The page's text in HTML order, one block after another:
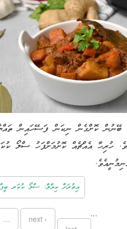
ބޭނުން ކޮށްގެން ނިކަން ފަސޭހައިން
ހުރިހާ އެއްޗެއް ކޮށުމަށްފަހު ސްލޯ
އިތުރަށް ކިޔާލާ: ސްލޯ ކުކަރ
…
…
next ›